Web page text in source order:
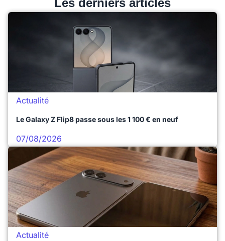
Les derniers articles
Actualité
Le Galaxy Z Flip8 passe sous les 1 100 € en neuf
07/08/2026
Actualité